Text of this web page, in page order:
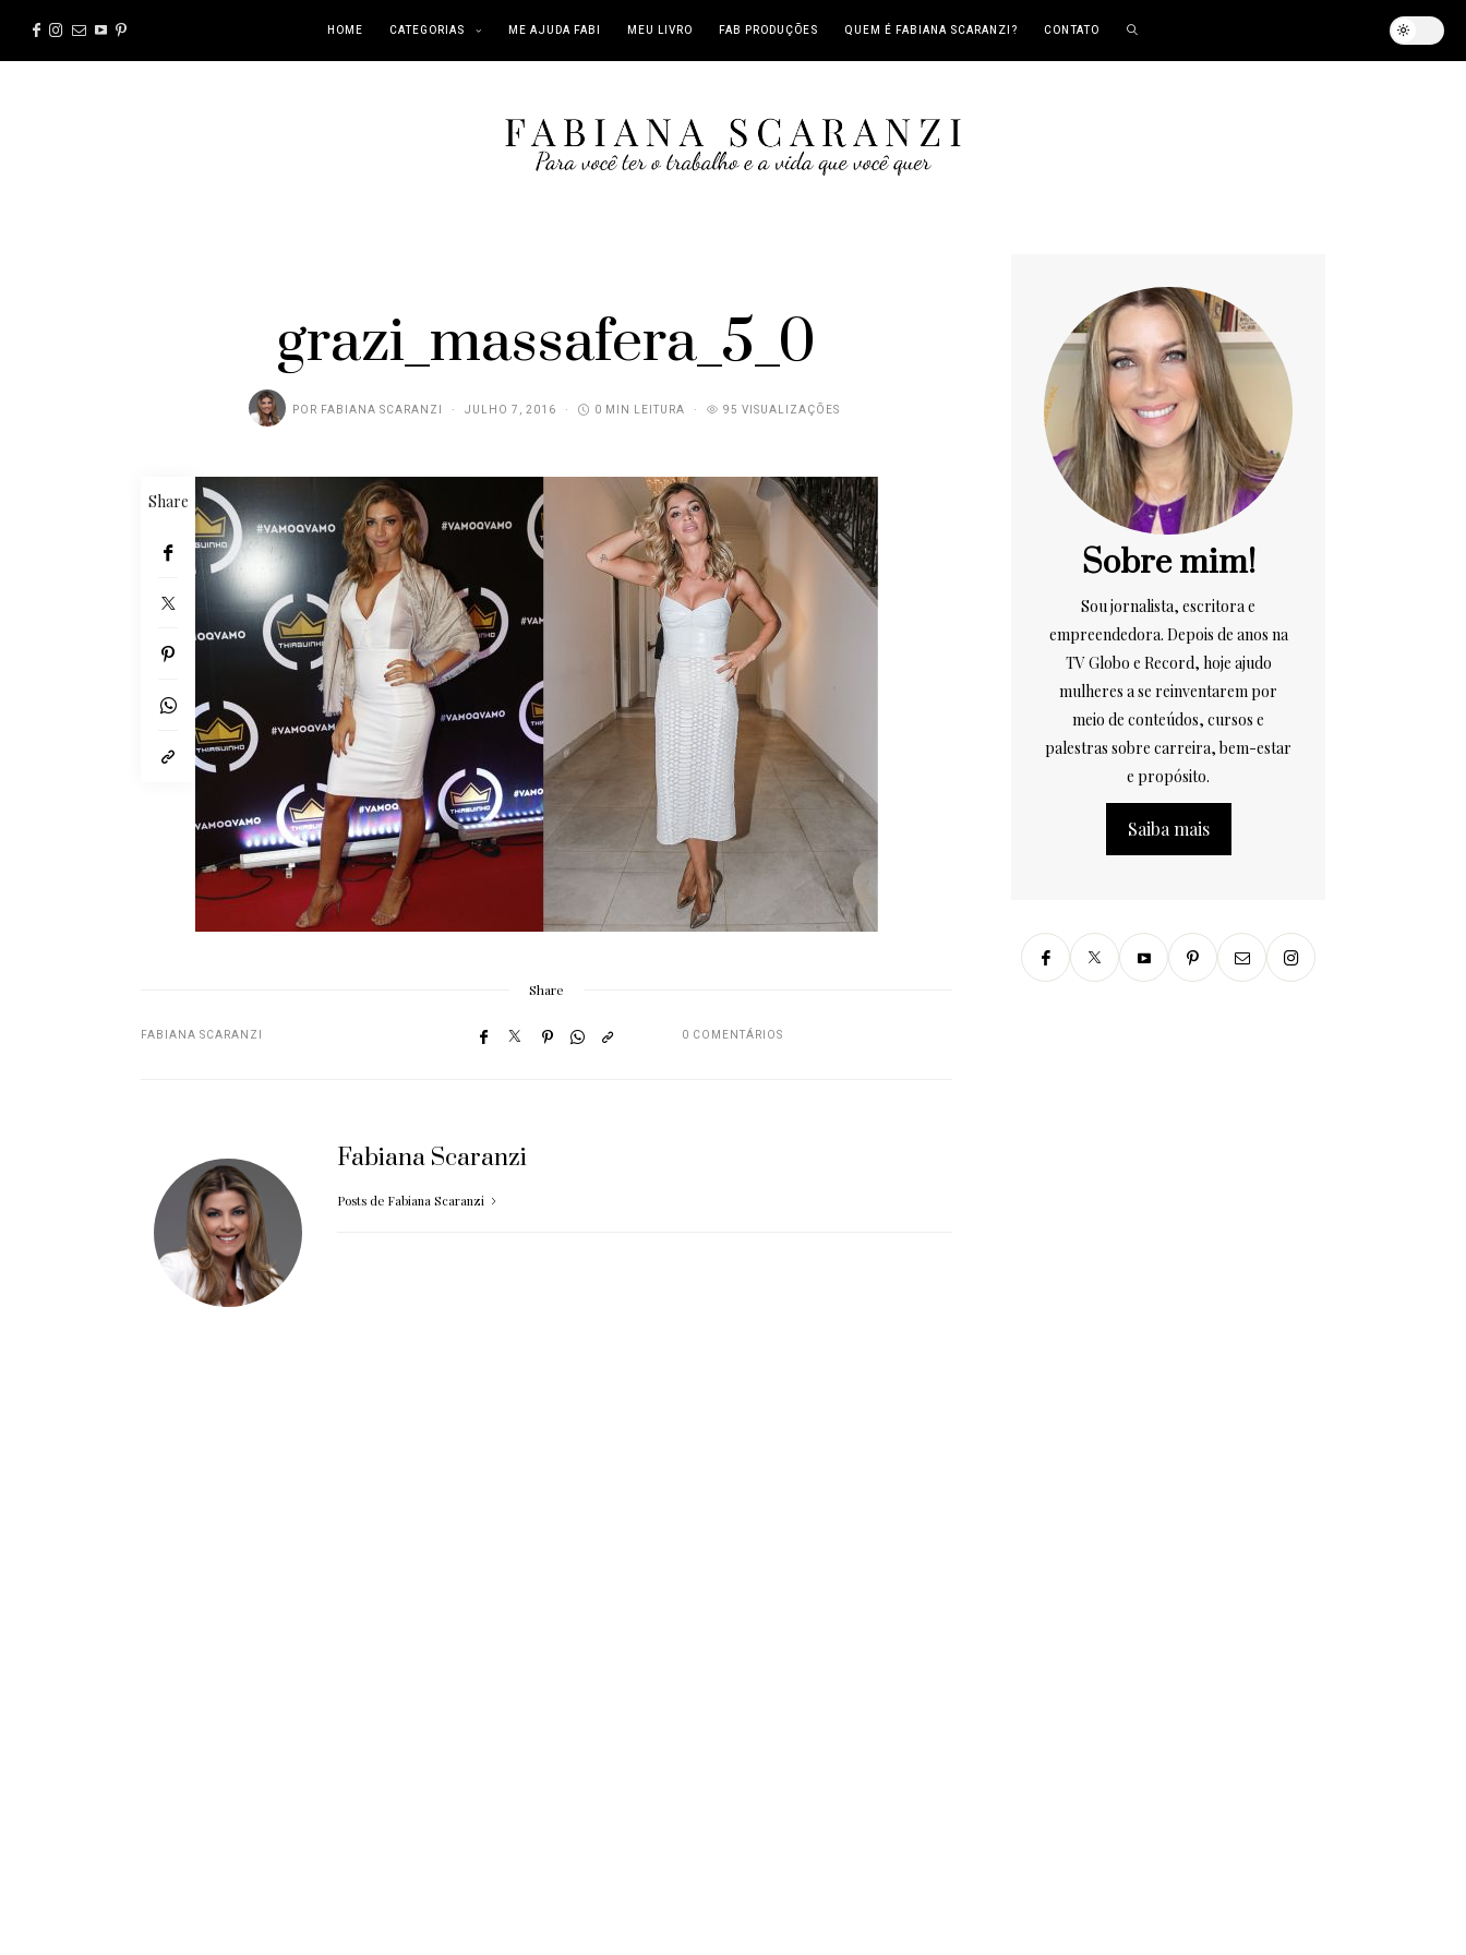
HOME CATEGORIAS ME AJUDA FABI MEU LIVRO FAB PRODUÇÕES QUEM É FABIANA SCARANZI? CONTATO
grazi_massafera_5_0
POR FABIANA SCARANZI JULHO 7, 2016 0 MIN LEITURA 95 VISUALIZAÇÕES
Share
Share
FABIANA SCARANZI 0 COMENTÁRIOS
Fabiana Scaranzi
Posts de Fabiana Scaranzi
Sobre mim!
Sou jornalista, escritora e
empreendedora. Depois de anos na
TV Globo e Record, hoje ajudo
mulheres a se reinventarem por
meio de conteúdos, cursos e
palestras sobre carreira, bem-estar
e propósito.
Saiba mais